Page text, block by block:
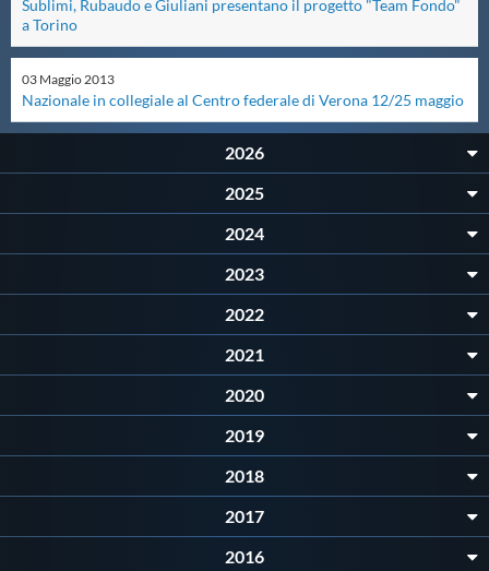
Master
Formazione
GUG
Centri Federali
Sublimi, Rubaudo e Giuliani presentano il progetto "Team Fondo"
a Torino
03 Maggio2013
Nazionale in collegiale al Centro federale di Verona 12/25 maggio
2026
2025
2024
2023
2022
2021
2020
2019
2018
2017
2016